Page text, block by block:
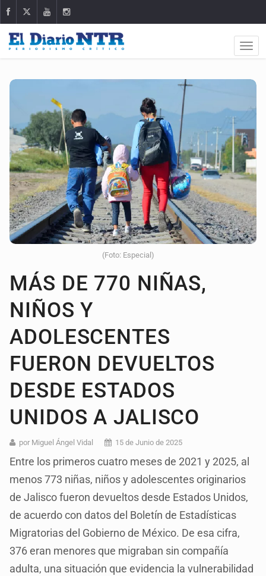
(Foto: Especial)
MÁS DE 770 NIÑAS,
NIÑOS Y
ADOLESCENTES
FUERON DEVUELTOS
DESDE ESTADOS
UNIDOS A JALISCO
por Miguel Ángel Vidal 15 de Junio de 2025
Entre los primeros cuatro meses de 2021 y 2025, al
menos 773 niñas, niños y adolescentes originarios
de Jalisco fueron devueltos desde Estados Unidos,
de acuerdo con datos del Boletín de Estadísticas
Migratorias del Gobierno de México. De esa cifra,
376 eran menores que migraban sin compañía
adulta, una situación que evidencia la vulnerabilidad